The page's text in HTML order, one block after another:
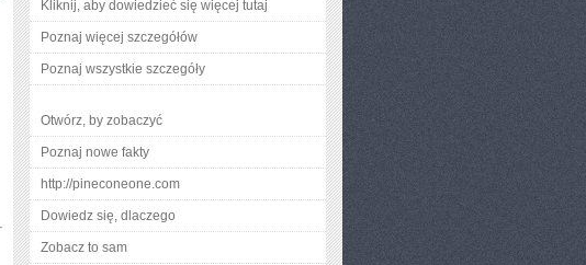
Kliknij, aby dowiedzieć się więcej tutaj
Poznaj więcej szczegółów
Poznaj wszystkie szczegóły
Otwórz, by zobaczyć
Poznaj nowe fakty
http://pineconeone.com
Dowiedz się, dlaczego
Zobacz to sam